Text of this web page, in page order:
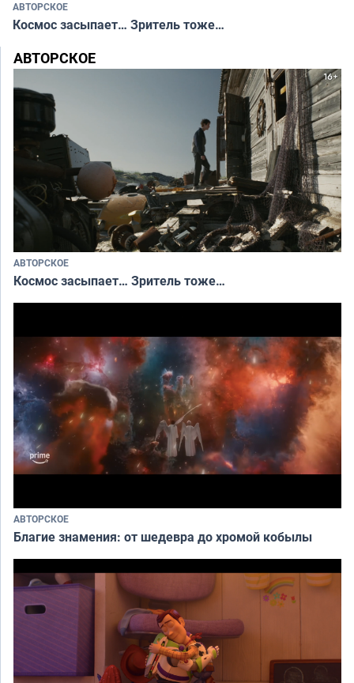
АВТОРСКОЕ
Космос засыпает… Зритель тоже…
АВТОРСКОЕ
АВТОРСКОЕ
Космос засыпает… Зритель тоже…
АВТОРСКОЕ
Благие знамения: от шедевра до хромой кобылы